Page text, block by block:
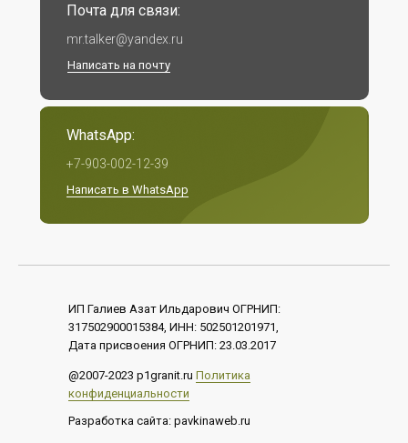
WhatsApp:
mr.talker@yandex.ru
Почта для связи:
Написать в WhatsApp
+7-903-002-12-39
Написать на почту
@2007-2023 p1granit.ru Политика
конфиденциальности
Разработка сайта: pavkinaweb.ru
ИП Галиев Азат Ильдарович ОГРНИП:
317502900015384, ИНН: 502501201971,
Дата присвоения ОГРНИП: 23.03.2017